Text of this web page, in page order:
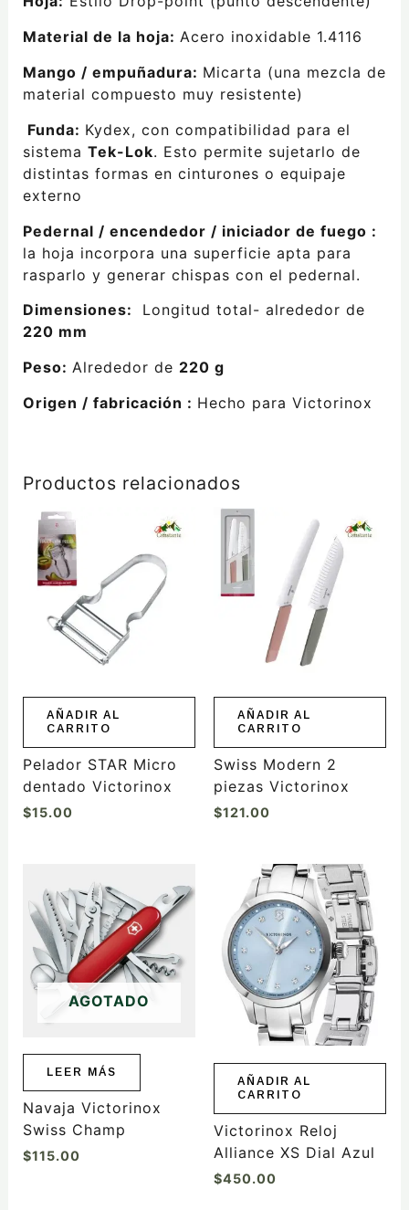
Material de la hoja: Acero inoxidable 1.4116
Mango / empuñadura: Micarta (una mezcla de
material compuesto muy resistente)
Funda: Kydex, con compatibilidad para el
sistema Tek-Lok. Esto permite sujetarlo de
distintas formas en cinturones o equipaje
externo
Pedernal / encendedor / iniciador de fuego :
la hoja incorpora una superficie apta para
rasparlo y generar chispas con el pedernal.
Dimensiones:
Longitud total- alrededor de
220 mm
Peso: Alrededor de 220 g
Origen / fabricación : Hecho para Victorinox
Productos relacionados
AÑADIR AL
CARRITO
Pelador STAR Micro
dentado Victorinox
$15.00
AÑADIR AL
CARRITO
Swiss Modern 2
piezas Victorinox
$121.00
AGOTADO
LEER MÁS
Navaja Victorinox
Swiss Champ
$115.00
AÑADIR AL
CARRITO
Victorinox Reloj
Alliance XS Dial Azul
$450.00